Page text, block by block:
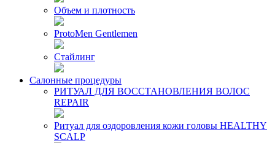
Объем и плотность
ProtoMen Gentlemen
Стайлинг
Салонные процедуры
РИТУАЛ ДЛЯ ВОССТАНОВЛЕНИЯ ВОЛОС
REPAIR
Ритуал для оздоровления кожи головы HEALTHY
SCALP